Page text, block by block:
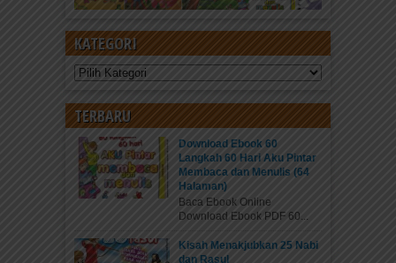
KATEGORI
Kategori
TERBARU
Download Ebook 60
Langkah 60 Hari Aku Pintar
Membaca dan Menulis (64
Halaman)
Baca Ebook Online
Download Ebook PDF 60...
Kisah Menakjubkan 25 Nabi
dan Rasul